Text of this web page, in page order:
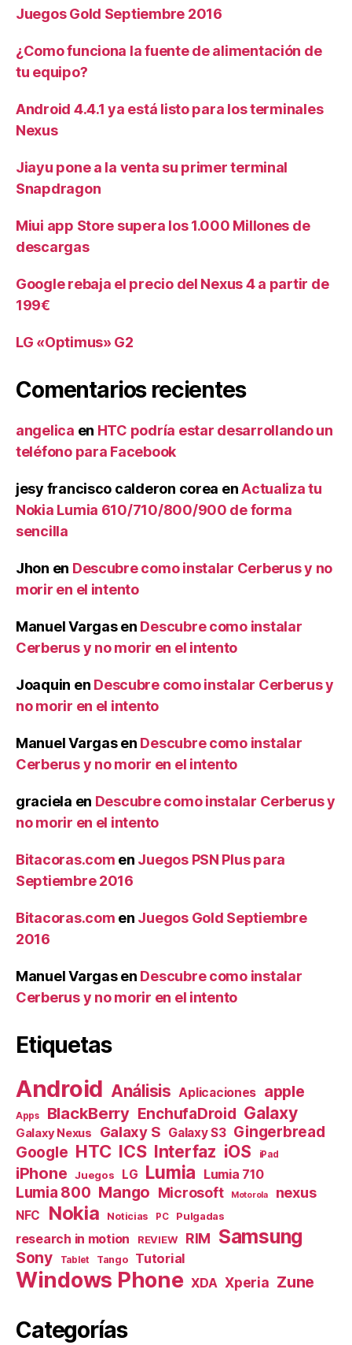
Juegos Gold Septiembre 2016
¿Como funciona la fuente de alimentación de
tu equipo?
Android 4.4.1 ya está listo para los terminales
Nexus
Jiayu pone a la venta su primer terminal
Snapdragon
Miui app Store supera los 1.000 Millones de
descargas
Google rebaja el precio del Nexus 4 a partir de
199€
LG «Optimus» G2
Comentarios recientes
angelica en HTC podría estar desarrollando un
teléfono para Facebook
jesy francisco calderon corea enActualiza tu
Nokia Lumia 610/710/800/900 de forma
sencilla
Jhon en Descubre como instalar Cerberus y no
morir en el intento
Manuel Vargasen Descubre como instalar
Cerberus y no morir en el intento
Joaquin en Descubre como instalar Cerberus y
no morir en el intento
Manuel Vargasen Descubre como instalar
Cerberus y no morir en el intento
graciela en Descubre como instalar Cerberus y
no morir en el intento
Bitacoras.com en Juegos PSN Plus para
Septiembre 2016
Bitacoras.com en Juegos Gold Septiembre
2016
Manuel Vargasen Descubre como instalar
Cerberus y no morir en el intento
Etiquetas
Android Análisis Aplicaciones apple
Apps BlackBerry EnchufaDroid Galaxy
Galaxy Nexus Galaxy S Galaxy S3 Gingerbread
Google HTC ICS Interfaz iOS iPad
iPhone Juegos LG Lumia Lumia 710
Lumia 800 Mango Microsoft Motorola nexus
NFC Nokia Noticias PC Pulgadas
research in motion REVIEW RIM Samsung
Sony Tablet Tango Tutorial
Windows Phone XDA Xperia Zune
Categorías